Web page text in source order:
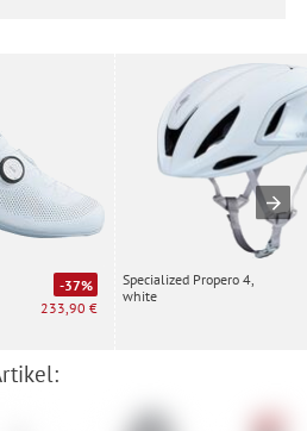
-37%
233,90 €
Specialized Propero 4,
white